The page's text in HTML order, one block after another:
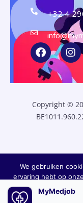
+32 4
Copyright ©
MyMedjob
We gebruiken
ervaring hebt op
gaan we